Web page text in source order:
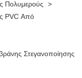
Πολυμερούς
>
PVC Από
Στεγανοποίησης